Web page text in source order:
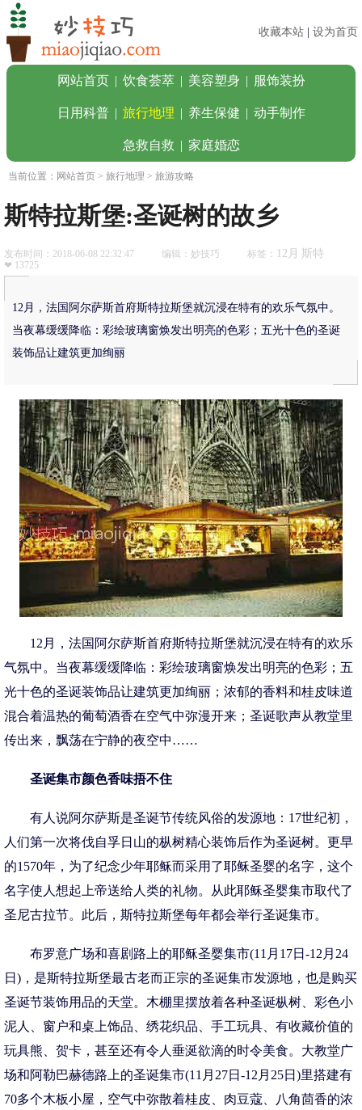
收藏本站 设为首页
网站首页 | 饮食荟萃 | 美容塑身 | 服饰装扮
日用科普 | 旅行地理 | 养生保健 | 动手制作
急救自救 | 家庭婚恋
当前位置： 网站首页 > 旅行地理 > 旅游攻略
斯特拉斯堡:圣诞树的故乡
发布时间：2018-06-08 22:32:47 编辑：妙技巧 标签： 12月 斯特
❤ 13725
12月，法国阿尔萨斯首府斯特拉斯堡就沉浸在特有的欢乐气氛中。
当夜幕缓缓降临：彩绘玻璃窗焕发出明亮的色彩；五光十色的圣诞
装饰品让建筑更加绚丽
12月，法国阿尔萨斯首府斯特拉斯堡就沉浸在特有的欢乐
气氛中。当夜幕缓缓降临：彩绘玻璃窗焕发出明亮的色彩；五
光十色的圣诞装饰品让建筑更加绚丽；浓郁的香料和桂皮味道
混合着温热的葡萄酒香在空气中弥漫开来；圣诞歌声从教堂里
传出来，飘荡在宁静的夜空中……
圣诞集市颜色香味捂不住
有人说阿尔萨斯是圣诞节传统风俗的发源地：17世纪初，
人们第一次将伐自孚日山的枞树精心装饰后作为圣诞树。更早
的1570年，为了纪念少年耶稣而采用了耶稣圣婴的名字，这个
名字使人想起上帝送给人类的礼物。从此耶稣圣婴集市取代了
圣尼古拉节。此后，斯特拉斯堡每年都会举行圣诞集市。
布罗意广场和喜剧路上的耶稣圣婴集市(11月17日-12月24
日)，是斯特拉斯堡最古老而正宗的圣诞集市发源地，也是购买
圣诞节装饰用品的天堂。木棚里摆放着各种圣诞枞树、彩色小
泥人、窗户和桌上饰品、绣花织品、手工玩具、有收藏价值的
玩具熊、贺卡，甚至还有令人垂涎欲滴的时令美食。大教堂广
场和阿勒巴赫德路上的圣诞集市(11月27日-12月25日)里搭建有
70多个木板小屋，空气中弥散着桂皮、肉豆蔻、八角茴香的浓